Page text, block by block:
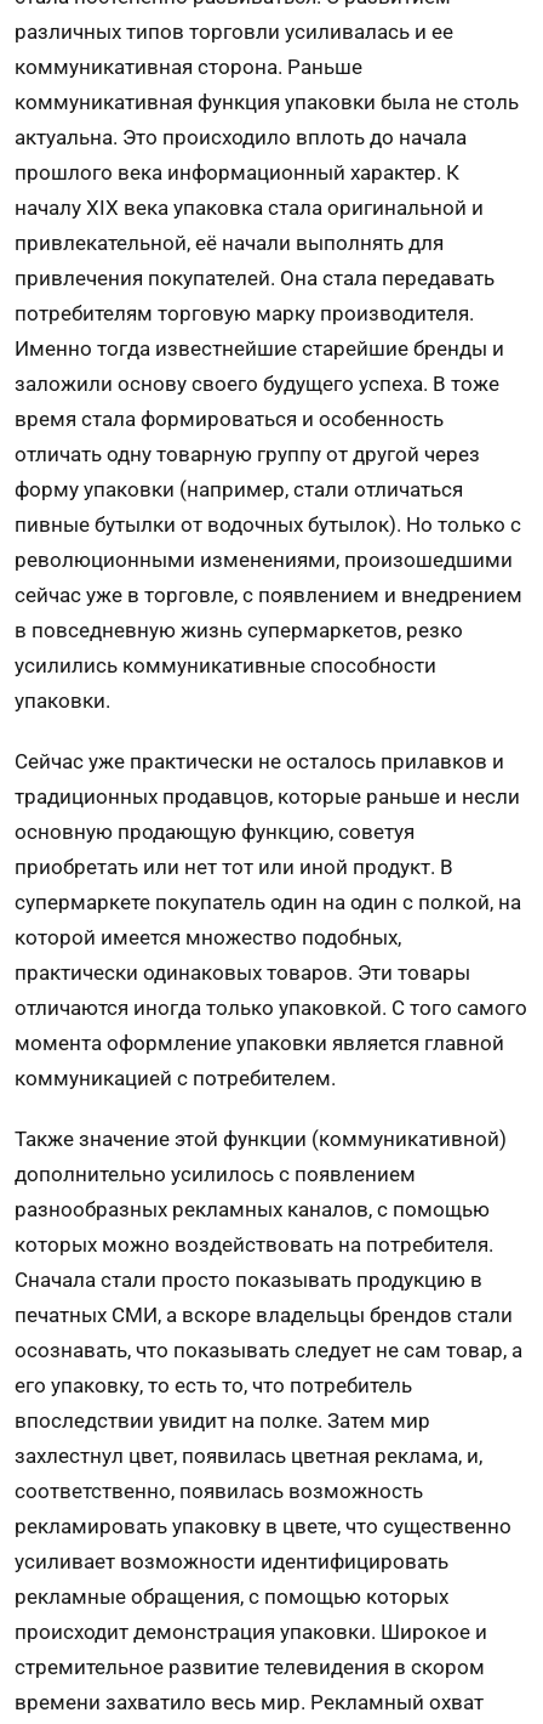
различных типов торговли усиливалась и ее
коммуникативная сторона. Раньше
коммуникативная функция упаковки была не столь
актуальна. Это происходило вплоть до начала
прошлого века информационный характер. К
началу XIX века упаковка стала оригинальной и
привлекательной, её начали выполнять для
привлечения покупателей. Она стала передавать
потребителям торговую марку производителя.
Именно тогда известнейшие старейшие бренды и
заложили основу своего будущего успеха. В тоже
время стала формироваться и особенность
отличать одну товарную группу от другой через
форму упаковки (например, стали отличаться
пивные бутылки от водочных бутылок). Но только с
революционными изменениями, произошедшими
сейчас уже в торговле, с появлением и внедрением
в повседневную жизнь супермаркетов, резко
усилились коммуникативные способности
упаковки.
Сейчас уже практически не осталось прилавков и
традиционных продавцов, которые раньше и несли
основную продающую функцию, советуя
приобретать или нет тот или иной продукт. В
супермаркете покупатель один на один с полкой, на
которой имеется множество подобных,
практически одинаковых товаров. Эти товары
отличаются иногда только упаковкой. С того самого
момента оформление упаковки является главной
коммуникацией с потребителем.
Также значение этой функции (коммуникативной)
дополнительно усилилось с появлением
разнообразных рекламных каналов, с помощью
которых можно воздействовать на потребителя.
Сначала стали просто показывать продукцию в
печатных СМИ, а вскоре владельцы брендов стали
осознавать, что показывать следует не сам товар, а
его упаковку, то есть то, что потребитель
впоследствии увидит на полке. Затем мир
захлестнул цвет, появилась цветная реклама, и,
соответственно, появилась возможность
рекламировать упаковку в цвете, что существенно
усиливает возможности идентифицировать
рекламные обращения, с помощью которых
происходит демонстрация упаковки. Широкое и
стремительное развитие телевидения в скором
времени захватило весь мир. Рекламный охват